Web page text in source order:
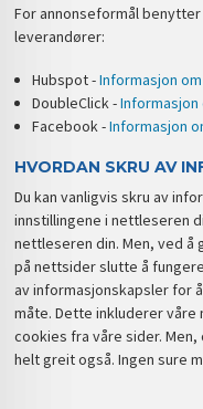
For annonseformål
leverandører:
Hubspot -Informasjon
DoubleClick -Informasjon
Facebook -Informasjon
HVORDAN SKRU AV
Du kan vanligvis skru av
innstillingene i nettleseren
nettleseren din. Men, ved
på nettsider slutte å
av informasjonskapsler for
måte. Dette inkluderer våre
cookies fra våre sider.
helt greit også. Ingen sure